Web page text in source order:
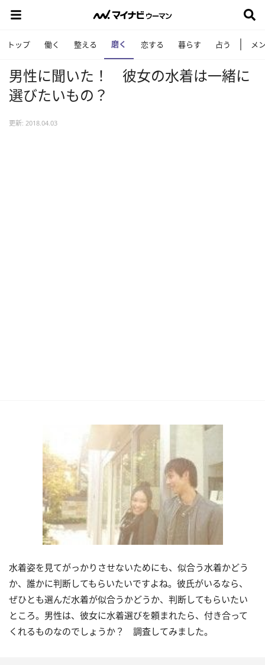
トップ 働く 整える 磨く 恋する 暮らす 占う メ
男性に聞いた！ 彼女の水着は一緒に
選びたいもの？
更新: 2018.04.03
水着姿を見てがっかりさせないためにも、似合う水着かどう
か、誰かに判断してもらいたいですよね。彼氏がいるなら、
ぜひとも選んだ水着が似合うかどうか、判断してもらいたい
ところ。男性は、彼女に水着選びを頼まれたら、付き合って
くれるものなのでしょうか？ 調査してみました。